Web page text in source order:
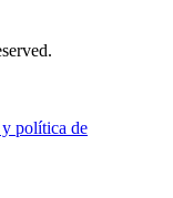
y política de